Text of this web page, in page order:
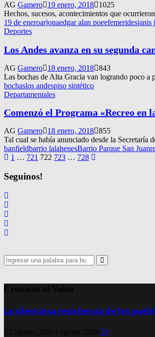
AG Gamero 19 enero, 2018
1025
Hechos, sucesos, acontecimientos que
19 de eneroarjonaedgar alan poeefemeridesjanis
Deportes
Los Andes avanza en su segunda
AG Gamero 18 enero, 2018 843
Las bochas de Alta Gracia van logrando poco a
bochaslos andespiso sintético
Departamentales
Comenzó el Programa «Recreo en
AG Gamero 18 enero, 2018 855
Tal cual se había anunciado desde la Secretaría
banfieldbarrio lalahenesBarrio Parque San Juan
Navegación
de
entradas
1 … 721 722 723 … 728
Seguinos!
Search
for:
Search
Crónicas al Voleo
La silenciosa resistencia de los
2 agosto, 2026 1 agosto, 2026 0